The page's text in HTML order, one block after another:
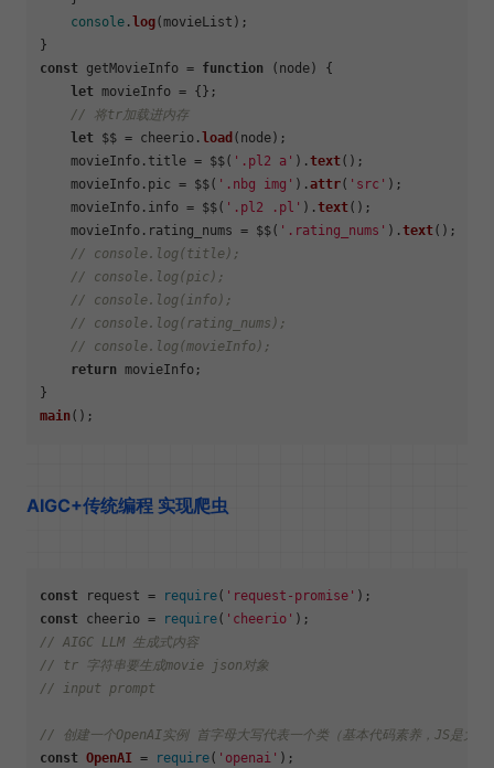
console . log(movieList);
const getMovieInfo = function ( node ) {
let movieInfo = {};
// 将tr加载进内存
let $$ = cheerio. load (node);
    movieInfo.
title = $$( '.pl2 a' ).text();
    movieInfo.
pic = $$( '.nbg img' ).attr( 'src' );
    movieInfo.
info = $$( '.pl2 .pl' ).text();
    movieInfo.
rating_nums = $$( '.rating_nums' ).text();
// console.log(title);
// console.log(pic);
// console.log(info);
// console.log(rating_nums);
// console.log(movieInfo);
return movieInfo;
main
AIGC+传统编程 实现爬虫
const request = require( 'request-promise'
const cheerio = require( 'cheerio'
// AIGC LLM 生成式内容
// tr 字符串要生成movie json对象
// input prompt
// 创建一个OpenAI实例 首字母大写代表一个类（基本代码素养，JS是大
const OpenAI = require( 'openai'